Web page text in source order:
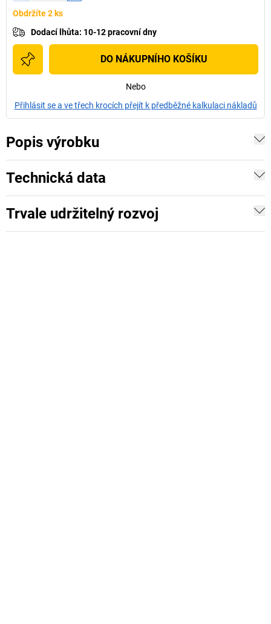
Obdržíte 2 ks
Dodací lhůta: 10-12 pracovní dny
DO NÁKUPNÍHO KOŠÍKU
Nebo
Přihlásit se a ve třech krocích přejít k předběžné kalkulaci nákladů
Popis výrobku
Technická data
Trvale udržitelný rozvoj